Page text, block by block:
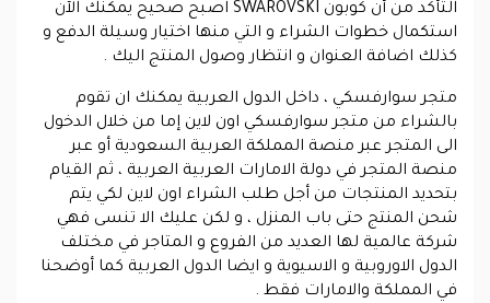
التأكد من أن كوبون SWAROVSKI
اصبح صحيح يمكنك الآن
استكمال خطوات الشراء و التي منها اختيار وسيلة الدفع و
كذلك اضافة العنوان و انتظار وصول المنتج اليك .
متجر سوارفسكي ، داخل الدول العربية يمكنك ان تقوم
بالشراء من متجر سوارفسكي اون لاين إما من خلال الدخول
الى المتجر عبر منصة المملكة العربية السعودية أو عبر
منصة المتجر في دولة الامارات العربية العربية ، ثم القيام
بتحديد المنتجات من أجل طلب الشراء اون لاين لكي يتم
شحن المنتج حتى باب المنزل ، و لكن عليك الا تنسى فهي
شركة عالمية لها العديد من الفروع و المتاجر في مختلف
الدول الاوروبية و الاسيوية و ايضا الدول العربية كما أوضحنا
في المملكة والامارات فقط .